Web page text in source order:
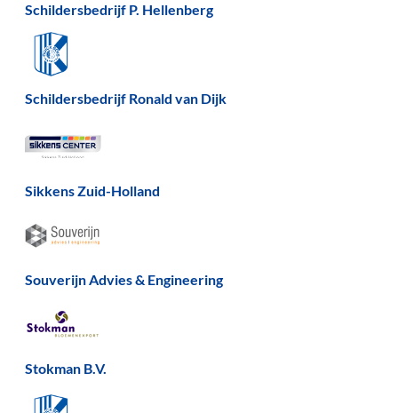
Schildersbedrijf P. Hellenberg
Schildersbedrijf Ronald van Dijk
Sikkens Zuid-Holland
Souverijn Advies & Engineering
Stokman B.V.